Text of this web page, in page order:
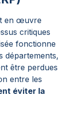
en œuvre
critiques
fonctionne
départements,
être perdues
entre les
éviter la